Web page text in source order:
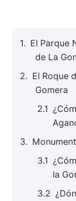
El Parque
de La
El Roque
Gomera
la